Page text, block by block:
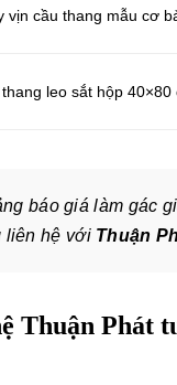
vịn cầu thang mẫu cơ
leo sắt hộp 40×80
báo giá làm gác
liên hệ với Thuận
Thuận Phát